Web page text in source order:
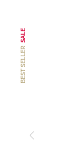
BEST SELLER
SALE